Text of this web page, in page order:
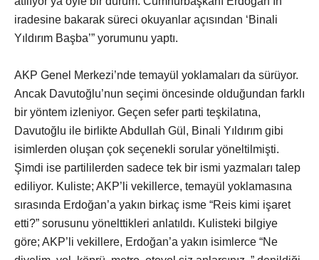
iradesine bakarak süreci okuyanlar açısından ‘Binali
Yıldırım Başba’” yorumunu yaptı.
AKP Genel Merkezi’nde temayül yoklamaları da sürüyor.
Ancak Davutoğlu’nun seçimi öncesinde olduğundan farklı
bir yöntem izleniyor. Geçen sefer parti teşkilatına,
Davutoğlu ile birlikte Abdullah Gül, Binali Yıldırım gibi
isimlerden oluşan çok seçenekli sorular yöneltilmişti.
Şimdi ise partililerden sadece tek bir ismi yazmaları talep
ediliyor. Kuliste; AKP’li vekillerce, temayül yoklamasına
sırasında Erdoğan’a yakın birkaç isme “Reis kimi işaret
etti?” sorusunu yönelttikleri anlatıldı. Kulisteki bilgiye
göre; AKP’li vekillere, Erdoğan’a yakın isimlerce “Ne